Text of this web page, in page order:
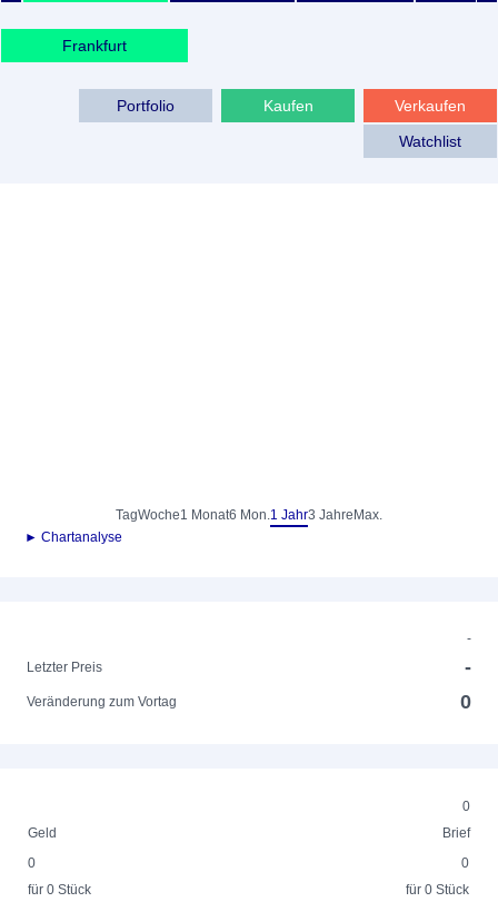
Frankfurt
Verkaufen
Kaufen
Portfolio
Watchlist
TagWoche1 Monat6 Mon.1 Jahr3 Jahre Max.
► Chartanalyse
-
Letzter Preis
-
Veränderung zum Vortag 0
0
Geld
Brief
0
für 0 Stück
0
für 0 Stück